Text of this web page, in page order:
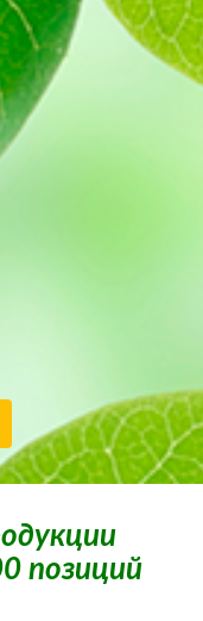
позиций